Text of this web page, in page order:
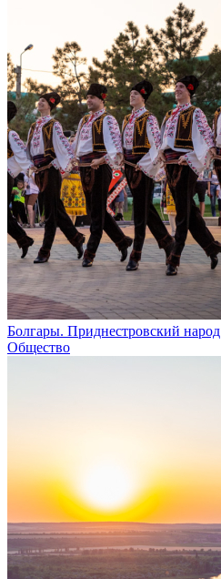
Болгары. Приднестровский народ
Общество